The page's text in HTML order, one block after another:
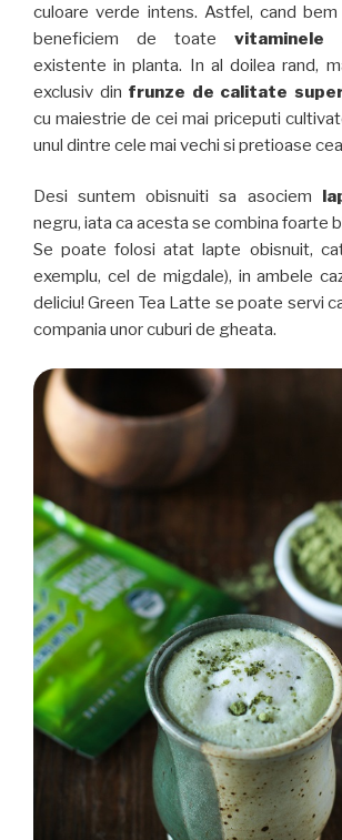
culoare verde intens. Astfel, cand
beneficiem de toate vitaminele
existente in planta. In al doilea rand,
exclusiv din frunze de calitate
cu maiestrie de cei mai priceputi
unul dintre cele mai vechi si pretioase
Desi suntem obisnuiti sa asociem
negru, iata ca acesta se combina foarte
Se poate folosi atat lapte obisnuit,
exemplu, cel de migdale), in ambele
deliciu! Green Tea Latte se poate servi
compania unor cuburi de gheata.